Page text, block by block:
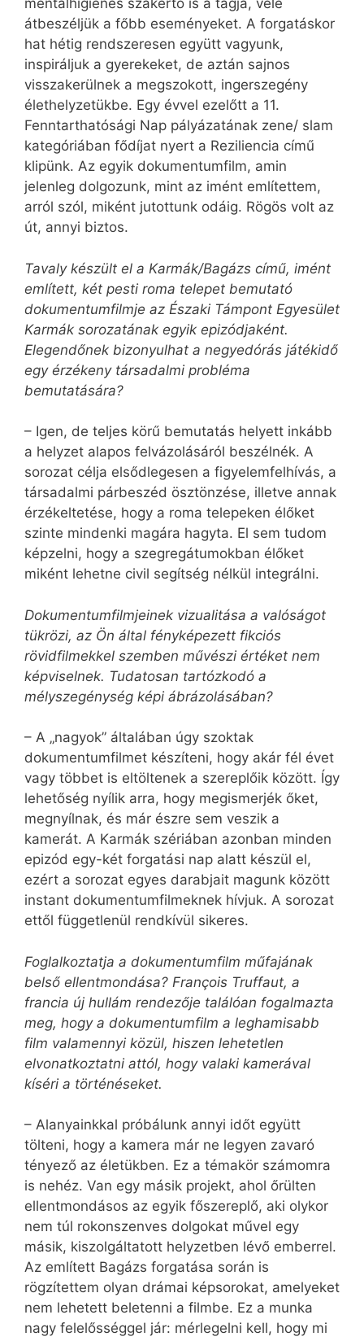
mentálhigiénés szakértő is a tagja, vele
átbeszéljük a főbb eseményeket. A forgatáskor
hat hétig rendszeresen együtt vagyunk,
inspiráljuk a gyerekeket, de aztán sajnos
visszakerülnek a megszokott, ingerszegény
élethelyzetükbe. Egy évvel ezelőtt a 11.
Fenntarthatósági Nap pályázatának zene/ slam
kategóriában fődíjat nyert a Rezili­en­cia című
klipünk. Az egyik dokumentumfilm, amin
jelenleg dolgozunk, mint az imént említettem,
arról szól, miként jutottunk odáig. Rögös volt az
út, annyi biztos.
Tavaly készült el a Karmák/Bagázs című, imént
említett, két pesti roma telepet bemutató
dokumentumfilmje az Északi Támpont Egyesület
Karmák sorozatának egyik epizódjaként.
Elegendőnek bizonyulhat a negyedórás játékidő
egy érzékeny társadalmi probléma
bemutatására?
– Igen, de teljes körű bemutatás helyett inkább
a helyzet alapos felvázolásáról beszélnék. A
sorozat célja elsődlegesen a figyelemfelhívás, a
társadalmi párbeszéd ösztönzése, illetve annak
érzékeltetése, hogy a roma telepeken élőket
szinte mindenki magára hagyta. El sem tudom
képzelni, hogy a szegregátumokban élőket
miként lehetne civil segítség nélkül integrálni.
Dokumentumfilmjeinek vizualitása a valóságot
tükrözi, az Ön által fényképezett fikciós
rövidfilmekkel szemben művészi értéket nem
képviselnek. Tudatosan tartózkodó a
mélyszegénység képi ábrázolásában?
– A „nagyok” általában úgy szoktak
dokumentumfilmet készíteni, hogy akár fél évet
vagy többet is eltöltenek a szereplőik között. Így
lehetőség nyílik arra, hogy megismerjék őket,
megnyílnak, és már észre sem veszik a
kamerát. A Karmák szériában azonban minden
epizód egy-két forgatási nap alatt készül el,
ezért a sorozat egyes darabjait magunk között
instant dokumentumfilmeknek hívjuk. A sorozat
ettől függetlenül rendkívül sikeres.
Foglalkoztatja a dokumentumfilm műfajának
belső ellentmondása? François Truffaut, a
francia új hullám rendezője találóan fogalmazta
meg, hogy a dokumentumfilm a leghamisabb
film valamennyi közül, hiszen lehetetlen
elvonatkoztatni attól, hogy valaki kamerával
kíséri a történéseket.
– Alanyainkkal próbálunk annyi időt együtt
tölteni, hogy a kamera már ne legyen zavaró
tényező az életükben. Ez a témakör számomra
is nehéz. Van egy másik projekt, ahol őrülten
ellentmondásos az egyik főszereplő, aki olykor
nem túl rokonszenves dolgokat művel egy
másik, kiszolgáltatott helyzetben lévő emberrel.
Az említett Bagázs forgatása során is
rögzítettem olyan drámai képsorokat, amelyeket
nem lehetett beletenni a filmbe. Ez a munka
nagy felelősséggel jár: mérlegelni kell, hogy mi